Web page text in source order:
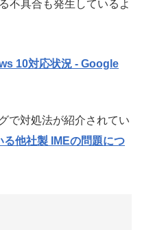
不具合も発生しているよ
10対応状況 - Google
で対処法が紹介されてい
他社製 IMEの問題につ